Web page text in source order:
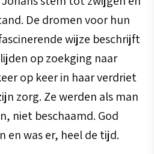
De dromen voor hun
wijze beschrijft
op zoekging naar
op keer in haar verdriet
zorg. Ze werden als man
niet beschaamd. God
en was er, heel de tijd.